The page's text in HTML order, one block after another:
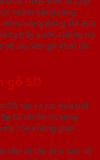
nhôm bằng công
sống động. Bề mặt
trầy xước, chống tia
vệ lớp vân gỗ khỏi tác
gỗ 5D
5D tạo ra các họa tiết
tự nhiên và sang
cho không gian
cấp và lớp phủ bảo vệ